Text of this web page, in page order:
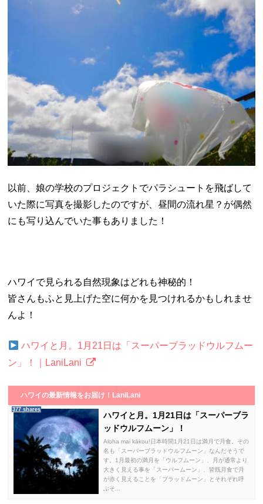
以前、娘の学校のプロジェクトでパラシュートを飛ばして
いた際に写真を撮影したのですが、昼間の流れ星？が偶然
にも写り込んでいた事もありました！
ハワイで見られる自然現象はどれも神秘的！
皆さんもふと見上げた空に何かを見つけれるかもしれませ
んよ！
ハワイと月。1月21日は「スーパーブラッドウルフムー
ン」！｜LaniLani
ハワイの最新情報をお届け！LaniLani
377 shares
ハワイと月。1月21日は「スーパーブラ
ッドウルフムーン」！
Aloha mai kākou!日本時間1月21日は満月で月食。その
名も「スーパーブラッドウルフムーン」なんだそうで
す。1月最初の満月を「ウルフムーン」、月が通常より
大きく見える事を「スーパームーン」、皆既月食で月
が赤く見えることを「ブラッドムーン」とそれぞれ呼
ぶそ...